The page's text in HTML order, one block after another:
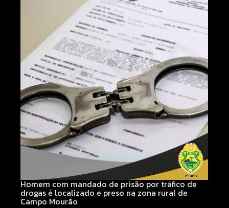
Homem com mandado de prisão por tráfico de
drogas é localizado e preso na zona rural de
Campo Mourão